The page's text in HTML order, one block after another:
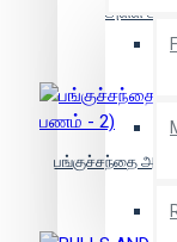
அள்ள
பங்குச்சந்தை